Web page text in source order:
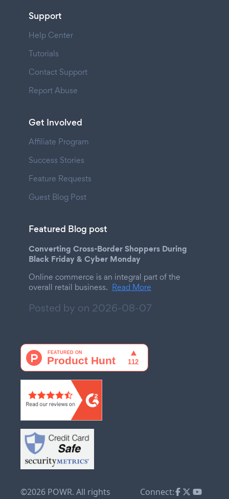
Support
Help Center
Tutorials
Contact Support
Report Abuse
Get Involved
Affiliate Program
Success Stories
Feature Requests
Guest Blog Post
Featured Blog post
Converting Cross-Border Shoppers During
Black Friday & Cyber Monday
Online commerce is an integral part of the
overall retail business. Read More
Posted by on 2026-08-07
©2026 POWR. All rights
Connect: